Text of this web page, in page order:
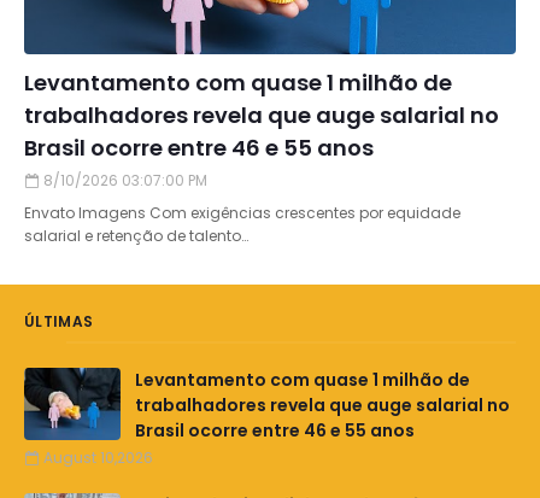
Levantamento com quase 1 milhão de
trabalhadores revela que auge salarial no
Brasil ocorre entre 46 e 55 anos
8/10/2026 03:07:00 PM
Envato Imagens Com exigências crescentes por equidade
salarial e retenção de talento…
ÚLTIMAS
Levantamento com quase 1 milhão de
trabalhadores revela que auge salarial no
Brasil ocorre entre 46 e 55 anos
August 10,2026